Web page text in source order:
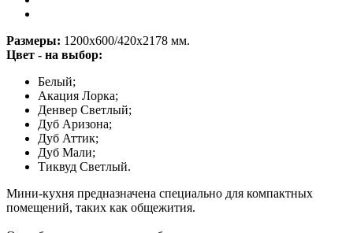
Размеры: 1200х600/420х2178 мм.
Цвет - на выбор:
Белый;
Акация Лорка;
Денвер Светлый;
Дуб Аризона;
Дуб Аттик;
Дуб Мали;
Тиквуд Светлый.
Мини-кухня предназначена специально для компактных
помещений, таких как общежития.